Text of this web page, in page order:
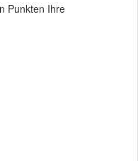
Punkten Ihre